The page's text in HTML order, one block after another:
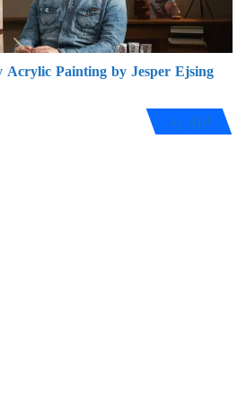
Jesper
Ejsing
Acrylic Painting by Jesper Ejsing
اترك رد